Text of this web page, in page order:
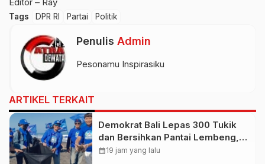
Tags DPR RI Partai Politik
Penulis Admin
Pesonamu Inspirasiku
ARTIKEL TERKAIT
Demokrat Bali Lepas 300 Tukik
dan Bersihkan Pantai Lembeng,
Perkuat Gerakan Langit Biru
calendar_month19 jam yang lalu